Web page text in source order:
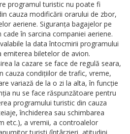
programul turistic nu poate fi
cauza modificării orarului de zbor,
aeriene. Siguranța bagajelor pe
în sarcina companiei aeriene.
la data întocmirii programului
biletelor de avion.
la cazare se face de regulă seara,
cauza condițiilor de trafic, vreme,
variază de la o zi la alta, în funcție
nu se face răspunzătoare pentru
programului turistic din cauza
închiderea sau schimbarea
etc.), a vremii, a controalelor